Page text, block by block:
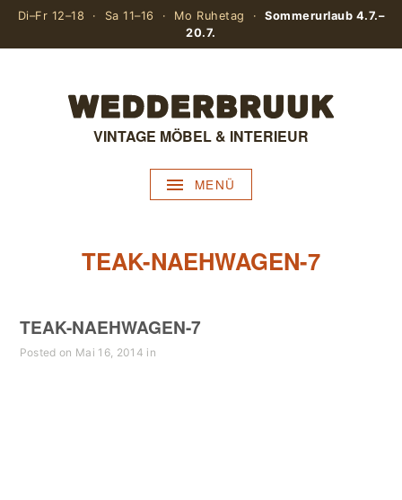
Di–Fr 12–18 · Sa 11–16 · Mo Ruhetag ·Sommerurlaub 4.7.–
20.7.
VINTAGE MÖBEL & INTERIEUR
MENÜ
TEAK-NAEHWAGEN-7
TEAK-NAEHWAGEN-7
Posted on Mai 16, 2014 in